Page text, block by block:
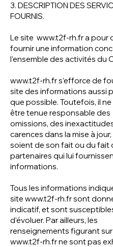
3. DESCRIPTION DES
FOURNIS.
Le site www.t2f-rh.fra pour
fournir une information
l’ensemble des activités du
www.t2f-rh.frs’efforce de
site des informations aussi
que possible. Toutefois, il
être tenue responsable des
omissions, des
carences dans la mise à jour,
soient de son fait ou du fait
partenaires qui lui
informations.
Tous les informations
site www.t2f-rh.frsont
indicatif, et sont
d’évoluer. Par ailleurs, les
renseignements figurant sur
www.t2f-rh.frne sont pas